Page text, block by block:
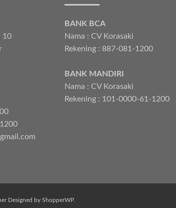
10
BANK BCA
Nama : CV Korasaki
Rekening : 887-081-1200
BANK MANDIRI
Nama : CV Korasaki
Rekening : 101-0000-61-1200
Designed by ShopperWP.